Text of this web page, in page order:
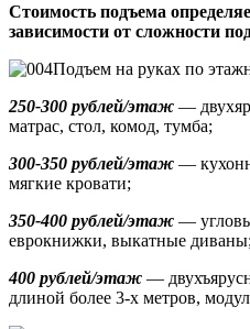
Стоимость подъема
зависимости от сложности
Подъем на руках по
250-300 рублей/этаж —
матрас, стол, комод, тумба;
300-350 рублей/этаж —
мягкие кровати;
350-400 рублей/этаж —
еврокнижки, выкатные диваны;
400 рублей/этаж —
длиной более 3-х метров,